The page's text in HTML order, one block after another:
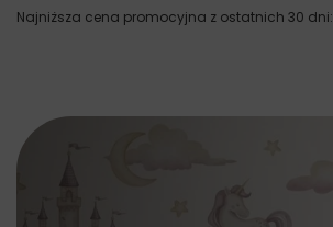
Najniższa cena promocyjna z ostatnich 30 dni: